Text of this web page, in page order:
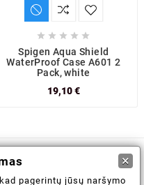
    
Spigen Aqua Shield
WaterProof Case A601 2
Pack, white
19,10 €

×
pagerintų jūsų naršymo